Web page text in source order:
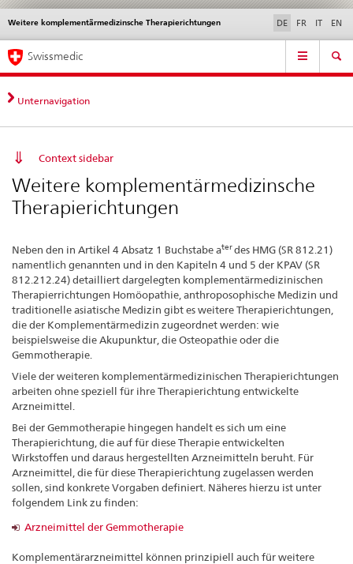
Direktnavigation
News,
Rechtsgrundlagen,
Kontakt
News & Updates Kontakt | Support & Hilfe
Weitere komplementärmedizinsche Therapierichtungen
Sprachwahl DE FR IT EN
Service
Hauptnavigation
Swissmedic
Unternavigation
Context sidebar
Weitere komplementärmedizinsche
Therapierichtungen
Neben den in Artikel 4 Absatz 1 Buchstabe aterdes HMG (SR 812.21)
namentlich genannten und in den Kapiteln 4 und 5 der KPAV (SR
812.212.24) detailliert dargelegten komplementärmedizinischen
Therapierrichtungen Homöopathie, anthroposophische Medizin und
traditionelle asiatische Medizin gibt es weitere Therapierichtungen,
die der Komplementärmedizin zugeordnet werden: wie
beispielsweise die Akupunktur, die Osteopathie oder die
Gemmotherapie.
Viele der weiteren komplementärmedizinischen Therapierichtungen
arbeiten ohne speziell für ihre Therapierichtung entwickelte
Arzneimittel.
Bei der Gemmotherapie hingegen handelt es sich um eine
Therapierichtung, die auf für diese Therapie entwickelten
Wirkstoffen und daraus hergestellten Arzneimitteln beruht. Für
Arzneimittel, die für diese Therapierichtung zugelassen werden
sollen, sind konkrete Vorgaben definiert. Näheres hierzu ist unter
folgendem Link zu finden:
Arzneimittel der Gemmotherapie
Komplementärarzneimittel können prinzipiell auch für weitere